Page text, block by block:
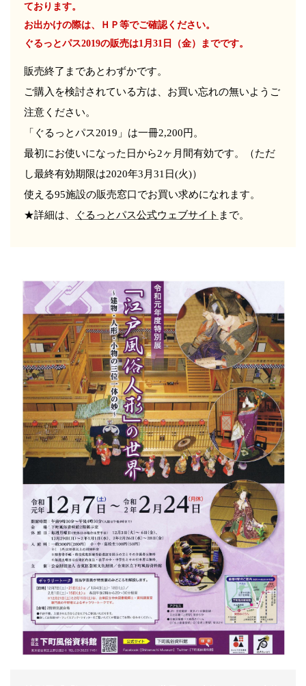
ております。
お出かけの際は、ＨＰ等でご確認ください。
ぐるっとパス2019の販売は1月31日（金）までです。
販売終了まであとわずかです。
ご購入を検討されている方は、お買い忘れの無いようご
注意ください。
「ぐるっとパス2019」は一冊2,200円。
最初にお使いになった日から2ヶ月間有効です。（ただ
し最終有効期限は2020年3月31日(火)）
使える95施設の販売窓口でお買い求めになれます。
★詳細は、
ぐるっとパス公式ウェブサイト まで。